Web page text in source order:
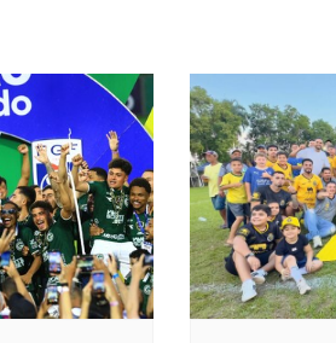
Rio Verde
Norte